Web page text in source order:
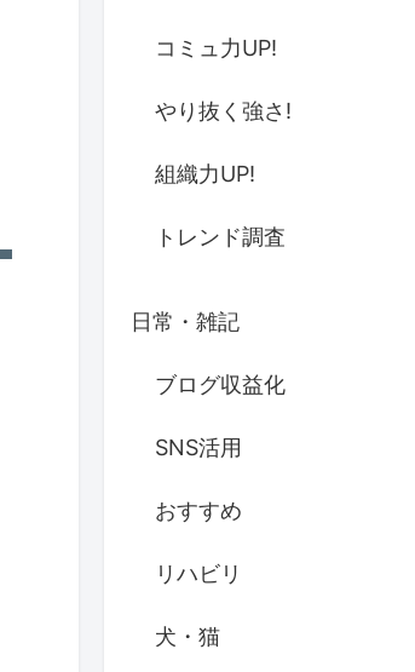
コミュ力UP!
やり抜く強さ!
組織力UP!
トレンド調査
日常・雑記
ブログ収益化
SNS活用
おすすめ
リハビリ
犬・猫